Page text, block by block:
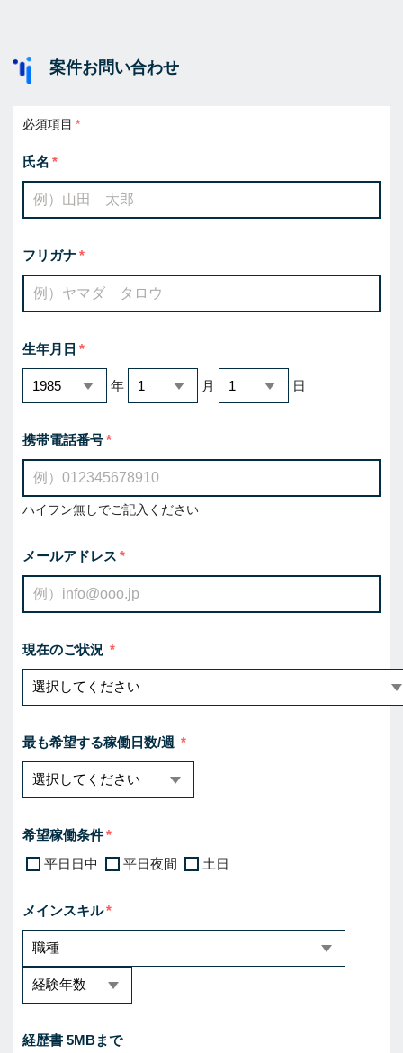
案件お問い合わせ
必須項目
氏名
フリガナ
生年月日
年 月 日
携帯電話番号
ハイフン無しでご記入ください
メールアドレス
現在のご状況
最も希望する稼働日数/週
希望稼働条件
平日日中
平日夜間 土日
メインスキル
経歴書 5MBまで